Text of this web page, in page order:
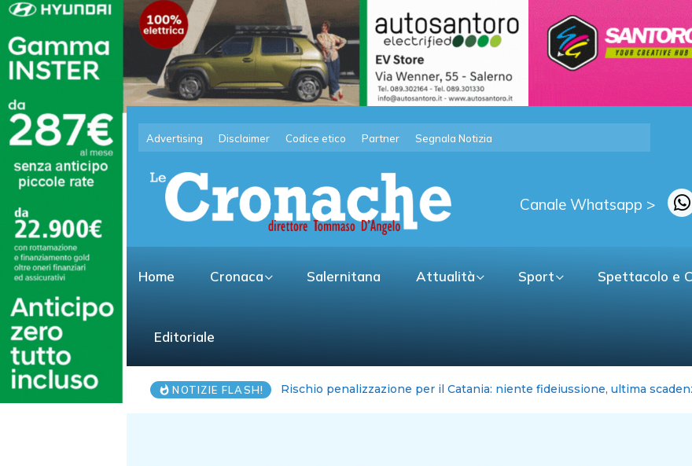
Advertising Disclaimer Codice etico Partner Segnala Notizia
Canale Whatsapp >
Home Cronaca Salernitana Attualità Sport Spettacolo e
Editoriale
NOTIZIE FLASH! Estate da record per Sistemi Salerno: sei guasti in un mese